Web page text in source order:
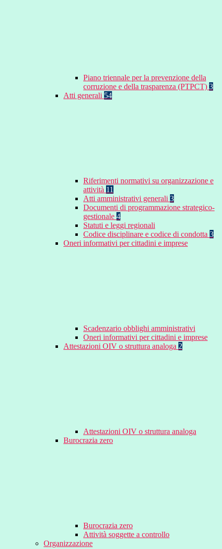
Piano triennale per la prevenzione della
corruzione e della trasparenza (PTPCT) 3
Atti generali 54
Riferimenti normativi su organizzazione e
attività 11
Atti amministrativi generali 3
Documenti di programmazione strategico-
gestionale 4
Statuti e leggi regionali
Codice disciplinare e codice di condotta 3
Oneri informativi per cittadini e imprese
Scadenzario obblighi amministrativi
Oneri informativi per cittadini e imprese
Attestazioni OIV o struttura analoga 2
Attestazioni OIV o struttura analoga
Burocrazia zero
Burocrazia zero
Attività soggette a controllo
Organizzazione